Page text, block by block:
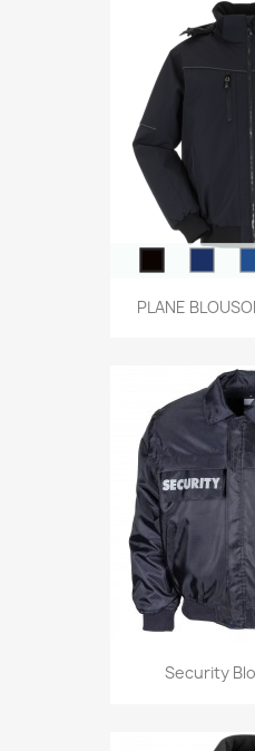
PLANE
Security